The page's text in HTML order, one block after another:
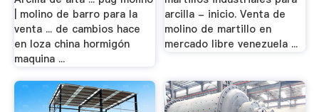
| molino de barro para la
venta ... de cambios hace
en loza china hormigón
maquina ...
arcilla - inicio. Venta de
molino de martillo en
mercado libre venezuela ...